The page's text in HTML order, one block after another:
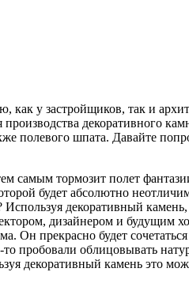
как у застройщиков, так и
декоративного
полевого шпата. Давайте
самым тормозит полет
будет абсолютно
декоративный
дизайнером и будущим
Он прекрасно будет
пробовали облицовывать
декоративный камень это